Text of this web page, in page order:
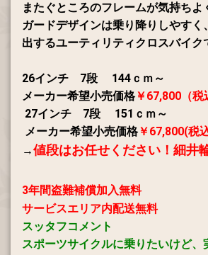
またぐところのフレームが気持ちよ
ガードデザインは乗り降りしやすく
出するユーティリティクロスバイク
26インチ 7段 144ｃｍ～
メーカー希望小売価格￥67,800（税
27インチ 7段 151ｃｍ～
メーカー希望小売価格￥67,800(税
→値段はお任せください！ 細井
3年間盗難補償加入無料
サービスエリア内配送無料
スッタフコメント
スポーツサイクルに乗りたいけど、